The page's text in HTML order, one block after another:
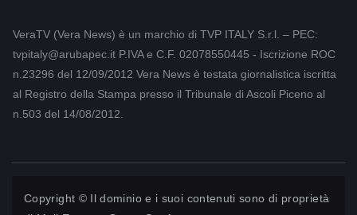
VeraTV (Vera News) è un marchio di TVP ITALY S.r.l. – PEC:
tvpitaly@arubapec.it P.IVA e C.F. 02078550445 - Iscrizione ROC
n.23296 del 12/09/2012 Vera News è testata giornalistica iscritta
al Registro della Stampa presso il Tribunale di Ascoli Piceno al
n.503 del 14/08/2012.
Copyright © Il dominio e i suoi contenuti sono di proprietà